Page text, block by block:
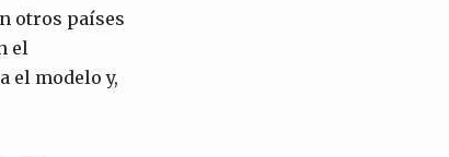
otros países
el
el modelo y,